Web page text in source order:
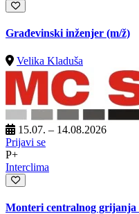
Građevinski inženjer (m/ž)
Velika Kladuša
15.07. – 14.08.2026
Prijavi se
P+
Interclima
Monteri centralnog